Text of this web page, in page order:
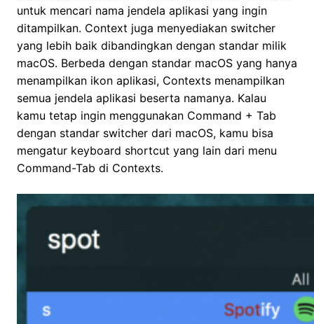
untuk mencari nama jendela aplikasi yang ingin
ditampilkan. Context juga menyediakan switcher
yang lebih baik dibandingkan dengan standar milik
macOS. Berbeda dengan standar macOS yang hanya
menampilkan ikon aplikasi, Contexts menampilkan
semua jendela aplikasi beserta namanya. Kalau
kamu tetap ingin menggunakan Command + Tab
dengan standar switcher dari macOS, kamu bisa
mengatur keyboard shortcut yang lain dari menu
Command-Tab di Contexts.